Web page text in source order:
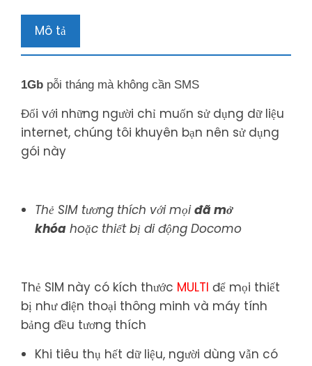
Mô tả
1Gb pỗi tháng mà không cần SMS
Đối với những người chỉ muốn sử dụng dữ liệu
internet, chúng tôi khuyên bạn nên sử dụng
gói này
Thẻ SIM tương thích với mọiđã mở
khóa hoặc thiết bị di động Docomo
Thẻ SIM này có kích thước MULTI để mọi thiết
bị như điện thoại thông minh và máy tính
bảng đều tương thích
Khi tiêu thụ hết dữ liệu, người dùng vẫn có